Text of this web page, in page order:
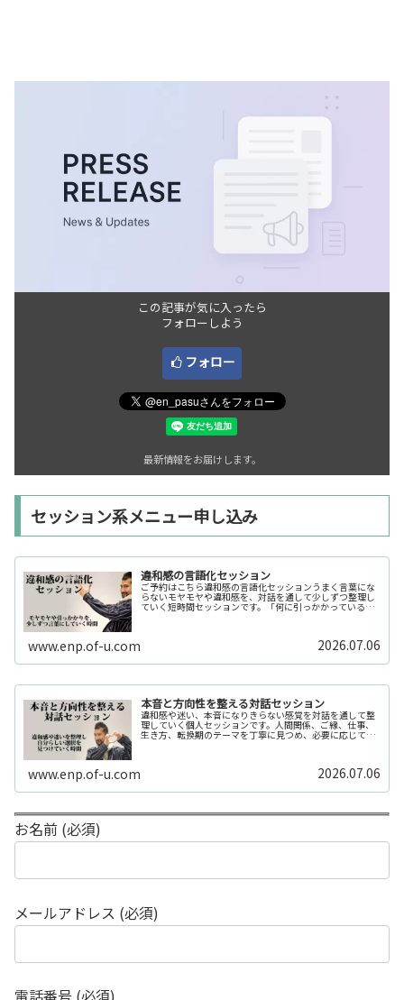
この記事が気に入ったら
フォローしよう
フォロー
最新情報をお届けします。
セッション系メニュー申し込み
違和感の言語化セッション
ご予約はこちら違和感の言語化セッションうまく言葉にな
らないモヤモヤや違和感を、対話を通して少しずつ整理し
ていく短時間セッションです。「何に引っかかっているの
か分からない」「今の自分の状態を整理したい」そんな時
www.enp.of-u.com 2026.07.06
本音と方向性を整える対話セッション
違和感や迷い、本音になりきらない感覚を対話を通して整
理していく個人セッションです。人間関係、ご縁、仕事、
生き方、転換期のテーマを丁寧に見つめ、必要に応じてカ
ードや感性の視点も補助的に用います。
www.enp.of-u.com 2026.07.06
お名前 (必須)
メールアドレス (必須)
電話番号 (必須)